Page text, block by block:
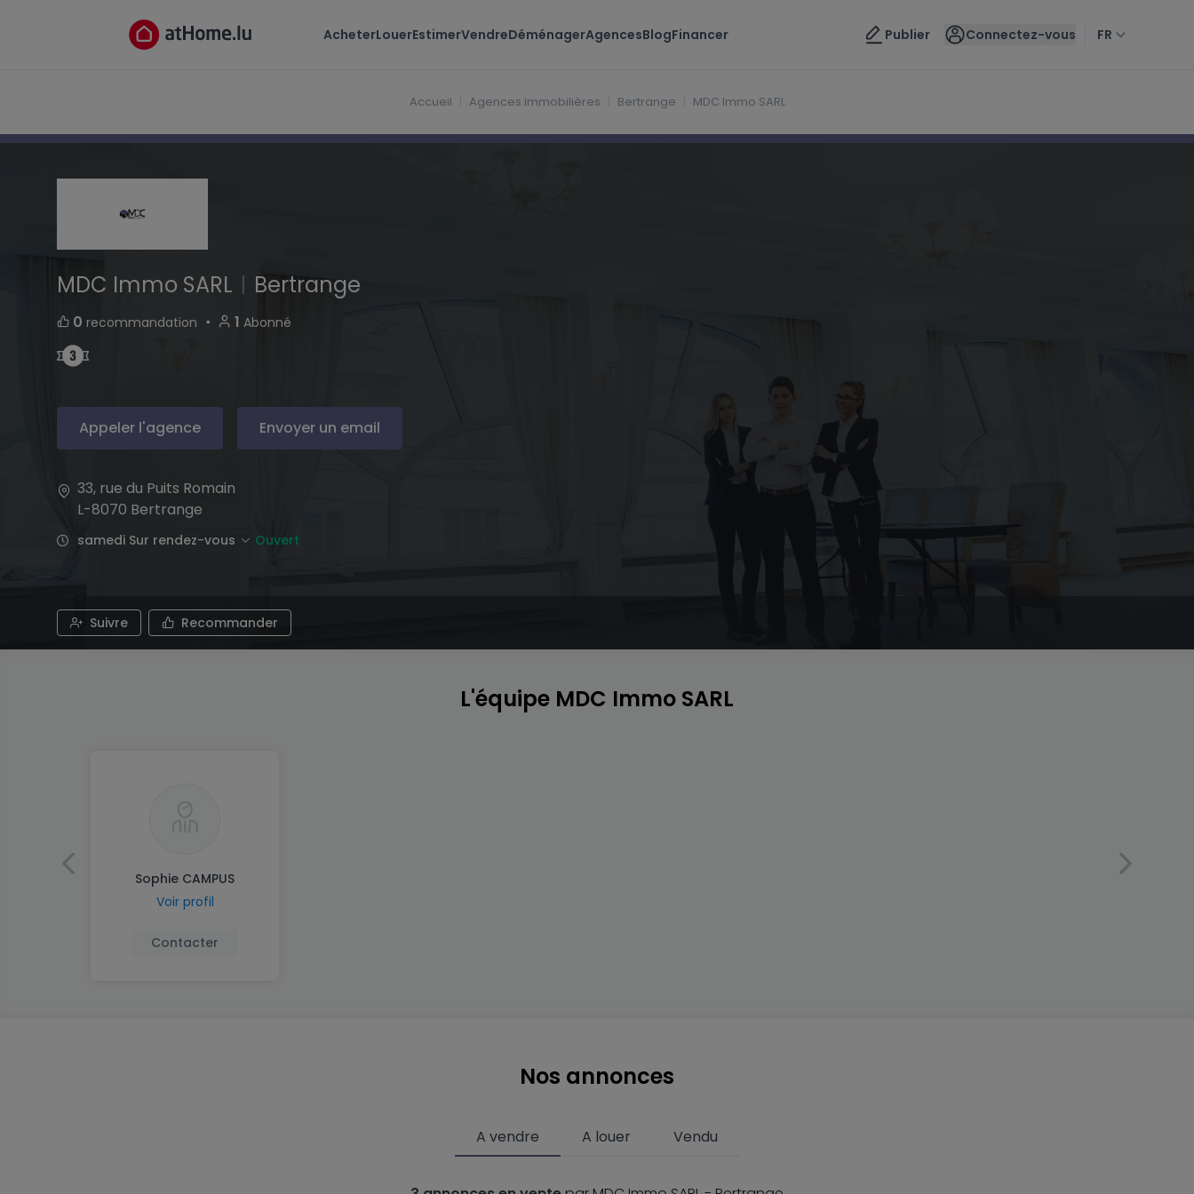
AcheterLouerEstimerVendreDéménagerAgencesBlogFinancer Publier Connectez-vous FR
MDC Immo SARL
33, rue du Puits Romain L-8070 Bertrange Luxembourg Nous contacter
Accueil Agences immobilières Bertrange MDC Immo SARL
MDC Immo SARL | Bertrange
0 recommandation ・ 1 Abonné
Appeler l'agence Envoyer un email
33, rue du Puits Romain
L-8070 Bertrange
samedi Sur rendez-vous Ouvert
Suivre Recommander
L'équipe MDC Immo SARL
Sophie CAMPUS
Voir profil
Contacter
Nos annonces
A vendre A louer Vendu